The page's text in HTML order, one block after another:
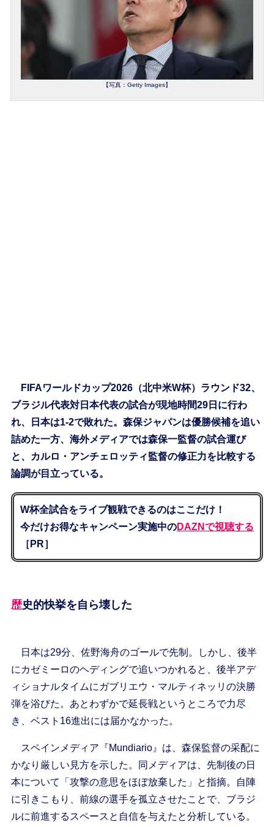
【写真：Getty Images】
FIFAワールドカップ2026（北中米W杯）ラウンド32、
ブラジル代表対日本代表の試合が現地時間29日に行わ
れ、日本は1-2で敗れた。森保ジャパンは優勝候補を追い
詰めた一方、海外メディアでは森保一監督の試合運び
と、カルロ・アンチェロッティ監督の修正力を比較する
論調が目立っている。
W杯全試合をライブ観戦できるのはここだけ！
今だけお得なキャンペーン実施中のDAZNで視聴する
［PR］
歴史的快挙を自ら壊した
日本は29分、佐野海舟のゴールで先制。しかし、後半
にカゼミーロのヘディングで追いつかれると、後半アデ
ィショナルタイムにガブリエウ・マルティネッリの決勝
弾を浴びた。あとわずかで延長戦というところで力尽
き、ベスト16進出には届かなかった。
スペインメディア『Mundiario』は、森保監督の采配に
かなり厳しい見方を示した。同メディアは、先制後の日
本について「攻撃の意思をほぼ放棄した」と指摘。自陣
に引きこもり、前線の選手を孤立させたことで、ブラジ
ルに前進するスペースと自信を与えたと分析している。